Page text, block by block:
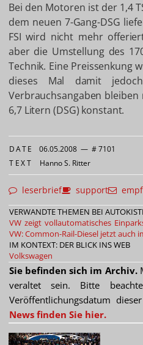
Bei den Motoren ist der 1,4
dem neuen 7-Gang-DSG
FSI wird nicht mehr
aber die Umstellung des
Technik. Eine Preissenkung
dieses Mal damit
Verbrauchsangaben
6,7 Litern (DSG) konstant.
DATE 06.05.2008 — # 7101
TEXT Hanno S. Ritter
leserbrief support
VERWANDTE THEMEN BEI
VW zeigt vollautomatisches
VW: Common-Rail-Diesel jetzt auch
IM KONTEXT: DER BLICK INS WEB
Volkswagen
Sie befinden sich im Archiv.
veraltet sein. Bitte
Veröffentlichungsdatum
News finden Sie hier.